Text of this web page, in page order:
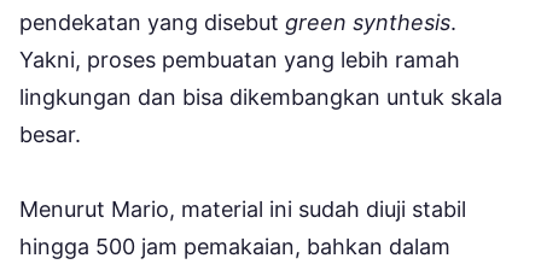
pendekatan yang disebut green synthesis.
Yakni, proses pembuatan yang lebih ramah
lingkungan dan bisa dikembangkan untuk skala
besar.
Menurut Mario, material ini sudah diuji stabil
hingga 500 jam pemakaian, bahkan dalam